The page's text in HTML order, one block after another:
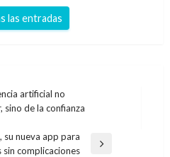
las entradas
artificial no
sino de la confianza
nueva app para
complicaciones